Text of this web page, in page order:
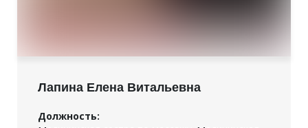
Лапина Елена Витальевна
Должность: